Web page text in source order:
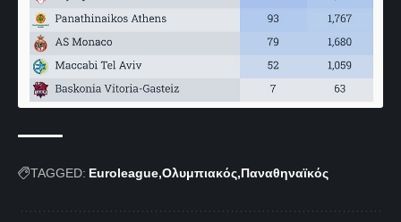
TAGGED: Euroleague Ολυμπιακός Παναθηναϊκός